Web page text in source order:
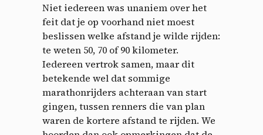
Niet iedereen was unaniem over het
feit dat je op voorhand niet moest
beslissen welke afstand je wilde rijden:
te weten 50, 70 of 90 kilometer.
Iedereen vertrok samen, maar dit
betekende wel dat sommige
marathonrijders achteraan van start
gingen, tussen renners die van plan
waren de kortere afstand te rijden. We